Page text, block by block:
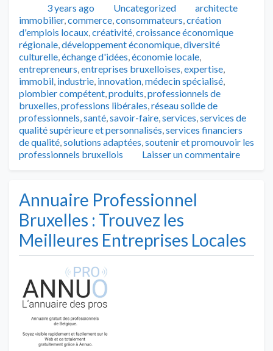
Publié3 years ago Catégories
Uncategorized Tags
architecte
immobilier,commerce,consommateurs,création
d'emplois locaux,créativité,croissance économique
régionale,développement économique,diversité
culturelle,échange d'idées,économie locale,
entrepreneurs,entreprises bruxelloises,expertise,
immobil, industrie, innovation,médecin spécialisé,
plombier compétent,produits,professionnels de
bruxelles,professions libérales,réseau solide de
professionnels,santé,savoir-faire,services,services de
qualité supérieure et personnalisés,services financiers
de qualité,solutions adaptées,soutenir et promouvoir les
professionnels bruxellois
Laisser un commentaire
Annuaire Professionnel
Bruxelles : Trouvez les
Meilleures Entreprises Locales